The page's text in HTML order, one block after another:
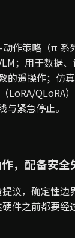
作策略（π 系
；用于数据
的遥操作；仿
LoRA/QLoRA
紧急停止。
，配备安全
议，确定性边
件之前都要经